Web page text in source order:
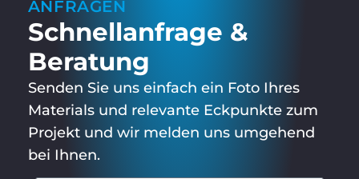
ANFRAGEN
Schnell­anfrage &
Beratung
Senden Sie uns einfach ein Foto Ihres
Materials und relevante Eckpunkte zum
Projekt und wir melden uns umgehend
bei Ihnen.